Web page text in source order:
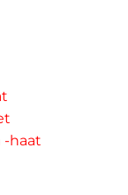
-haat